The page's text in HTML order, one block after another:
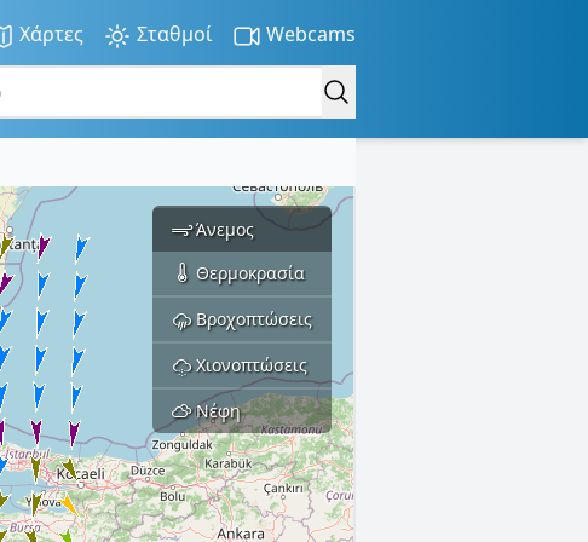
Χάρτες Σταθμοί Webcams
Άνεμος
Θερμοκρασία
Βροχοπτώσεις
Χιονοπτώσεις
Νέφη